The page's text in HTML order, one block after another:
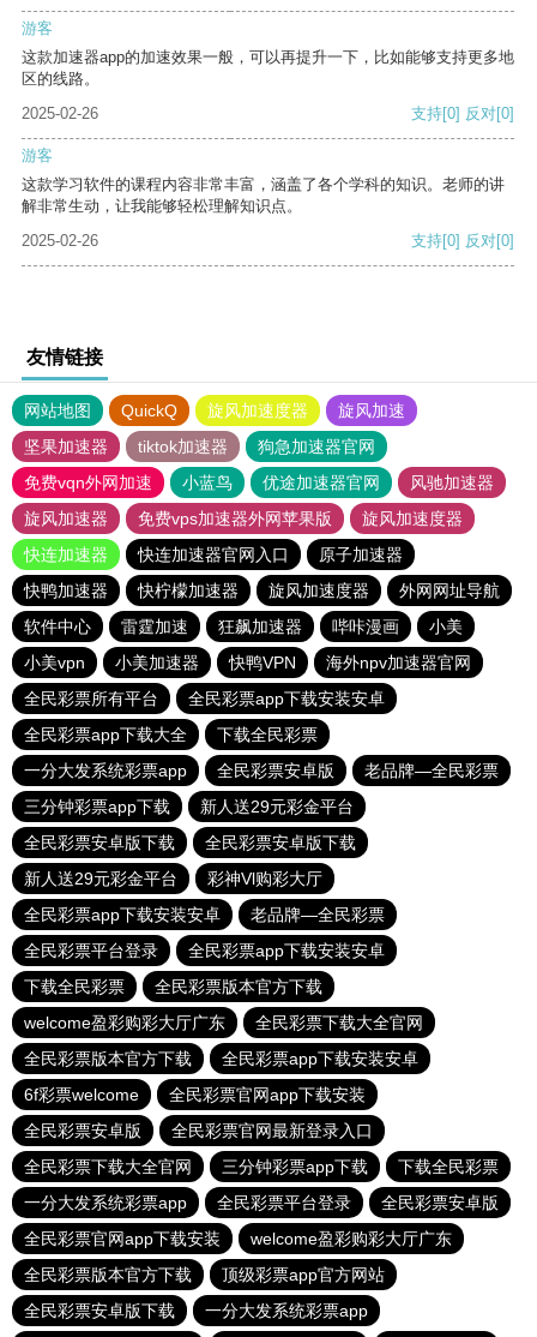
游客
这款加速器app的加速效果一般，可以再提升一下，比如能够支持更多地
区的线路。
2025-02-26
支持[0] 反对[0]
游客
这款学习软件的课程内容非常丰富，涵盖了各个学科的知识。老师的讲
解非常生动，让我能够轻松理解知识点。
2025-02-26
支持[0] 反对[0]
友情链接
网站地图 QuickQ 旋风加速度器
旋风加速
坚果加速器
tiktok加速器
狗急加速器官网
免费vqn外网加速
小蓝鸟 优途加速器官网
风驰加速器
旋风加速器
免费vps加速器外网苹果版
旋风加速度器
快连加速器
快连加速器官网入口
原子加速器
快鸭加速器
快柠檬加速器 旋风加速度器
外网网址导航
软件中心
雷霆加速 狂飙加速器 哔咔漫画
小美
小美vpn
小美加速器 快鸭VPN
海外npv加速器官网
全民彩票所有平台
全民彩票app下载安装安卓
全民彩票app下载大全
下载全民彩票
一分大发系统彩票app
全民彩票安卓版
老品牌—全民彩票
三分钟彩票app下载
新人送29元彩金平台
全民彩票安卓版下载
全民彩票安卓版下载
新人送29元彩金平台
彩神Vl购彩大厅
全民彩票app下载安装安卓
老品牌—全民彩票
全民彩票平台登录
全民彩票app下载安装安卓
下载全民彩票
全民彩票版本官方下载
welcome盈彩购彩大厅广东
全民彩票下载大全官网
全民彩票版本官方下载
全民彩票app下载安装安卓
6f彩票welcome
全民彩票官网app下载安装
全民彩票安卓版
全民彩票官网最新登录入口
全民彩票下载大全官网
三分钟彩票app下载
下载全民彩票
一分大发系统彩票app
全民彩票平台登录
全民彩票安卓版
全民彩票官网app下载安装
welcome盈彩购彩大厅广东
全民彩票版本官方下载
顶级彩票app官方网站
全民彩票安卓版下载
一分大发系统彩票app